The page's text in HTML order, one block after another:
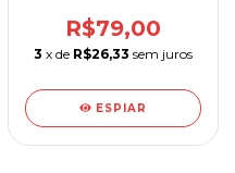
R$79,00
3 x de R$26,33 sem juros
ESPIAR